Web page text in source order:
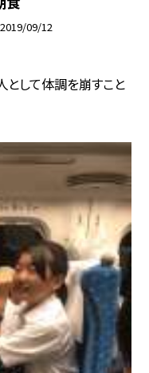
2019/09/12
として体調を崩すこと